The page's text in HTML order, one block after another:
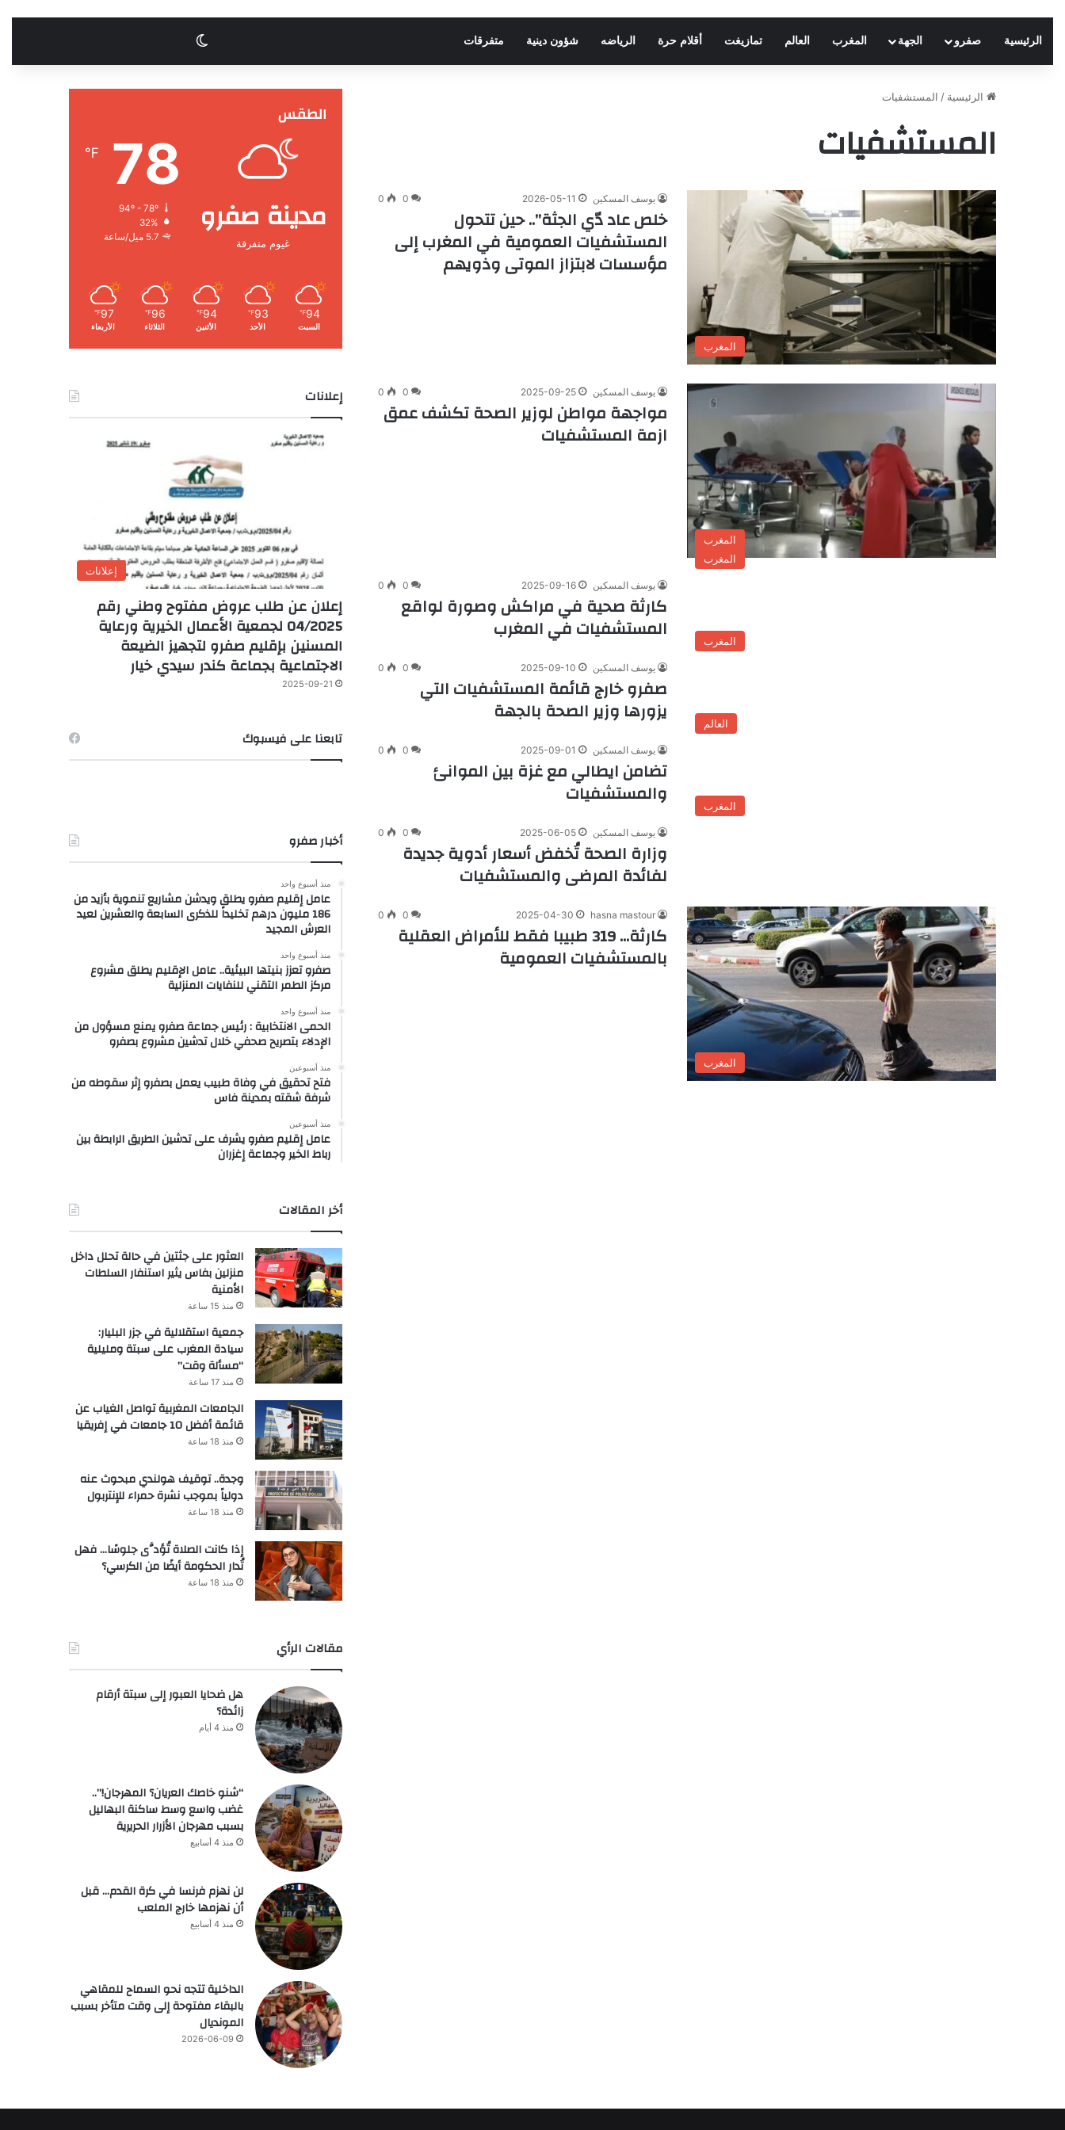
الرئيسية صفرو الجهة المغرب العالم تمازيغت أقلام حرة الرياضه شؤون دينية متفرقات الوضع المظلم
الرئيسية / المستشفيات
المستشفيات
المغرب
يوسف المسكين 2026-05-11
0
0
خلص عاد دّي الجثة”.. حين تتحول
المستشفيات العمومية في المغرب إلى
مؤسسات لابتزاز الموتى وذويهم
المغرب
يوسف المسكين 2025-09-25
0
0
مواجهة مواطن لوزير الصحة تكشف عمق
ازمة المستشفيات
المغرب
يوسف المسكين 2025-09-16
0
0
كارثة صحية في مراكش وصورة لواقع
المستشفيات في المغرب المغرب
يوسف المسكين 2025-09-10
0
0
صفرو خارج قائمة المستشفيات التي
يزورها وزير الصحة بالجهة العالم
يوسف المسكين 2025-09-01
0
0
تضامن ايطالي مع غزة بين الموانئ
والمستشفيات المغرب
يوسف المسكين 2025-06-05
0
0
وزارة الصحة تُخفض أسعار أدوية جديدة
لفائدة المرضى والمستشفيات
المغرب
hasna mastour
2025-04-30
0
0
كارثة… 319 طبيبا فقط للأمراض العقلية
بالمستشفيات العمومية
الطقس
مدينة صفرو
غيوم متفرقة
78
℉
94º - 78º
32%
5.7 ميل/ساعة
94
℉
السبت
93
℉
الأحد
94
℉
الأثنين
96
℉
الثلاثاء
97
℉
الأربعاء
إعلانات
إعلانات
إعلان عن طلب عروض مفتوح وطني رقم
04/2025 لجمعية الأعمال الخيرية ورعاية
المسنين بإقليم صفرو لتجهيز الضيعة
الاجتماعية بجماعة كندر سيدي خيار
2025-09-21
تابعنا على فيسبوك
أخبار صفرو
منذ أسبوع واحد
عامل إقليم صفرو يطلق ويدشن مشاريع تنموية بأزيد من
186 مليون درهم تخليداً للذكرى السابعة والعشرين لعيد
العرش المجيد
منذ أسبوع واحد
صفرو تعزز بنيتها البيئية.. عامل الإقليم يطلق مشروع
مركز الطمر التقني للنفايات المنزلية
منذ أسبوع واحد
الحمى الانتخابية : رئيس جماعة صفرو يمنع مسؤول من
الإدلاء بتصريح صحفي خلال تدشين مشروع بصفرو
منذ أسبوعين
فتح تحقيق في وفاة طبيب يعمل بصفرو إثر سقوطه من
شرفة شقته بمدينة فاس
منذ أسبوعين
عامل إقليم صفرو يشرف على تدشين الطريق الرابطة بين
رباط الخير وجماعة إغزران
أخر المقالات
العثور على جثتين في حالة تحلل داخل
منزلين بفاس يثير استنفار السلطات
الأمنية
منذ 15 ساعة
جمعية استقلالية في جزر البليار:
سيادة المغرب على سبتة ومليلية
“مسألة وقت”
منذ 17 ساعة
الجامعات المغربية تواصل الغياب عن
قائمة أفضل 10 جامعات في إفريقيا
منذ 18 ساعة
وجدة.. توقيف هولندي مبحوث عنه
دولياً بموجب نشرة حمراء للإنتربول
منذ 18 ساعة
إذا كانت الصلاة تُؤدَّى جلوسًا… فهل
تُدار الحكومة أيضًا من الكرسي؟
منذ 18 ساعة
مقالات الرأي
هل ضحايا العبور إلى سبتة أرقام
زائدة؟
منذ 4 أيام
“شنو خاصك العريان؟ المهرجان!”..
غضب واسع وسط ساكنة البهاليل
بسبب مهرجان الأزرار الحريرية
منذ 4 أسابيع
لن نهزم فرنسا في كرة القدم… قبل
أن نهزمها خارج الملعب
منذ 4 أسابيع
الداخلية تتجه نحو السماح للمقاهي
بالبقاء مفتوحة إلى وقت متأخر بسبب
المونديال
2026-06-09